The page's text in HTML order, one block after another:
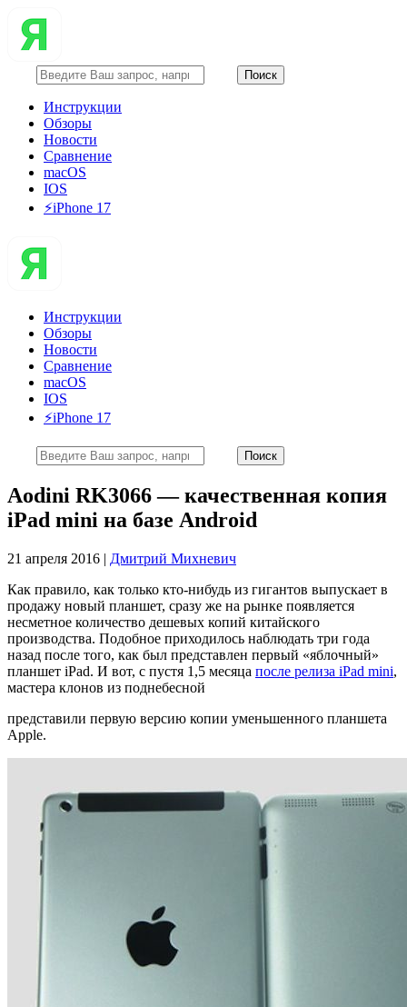
Инструкции
Обзоры
Новости
Сравнение
macOS
IOS
⚡️iPhone 17
Инструкции
Обзоры
Новости
Сравнение
macOS
IOS
⚡️iPhone 17
Aodini RK3066 — качественная копия
iPad mini на базе Android
21 апреля 2016 | Дмитрий Михневич
Как правило, как только кто-нибудь из гигантов выпускает в
продажу новый планшет, сразу же на рынке появляется
несметное количество дешевых копий китайского
производства. Подобное приходилось наблюдать три года
назад после того, как был представлен первый «яблочный»
планшет iPad. И вот, с пустя 1,5 месяца после релиза iPad mini,
мастера клонов из поднебесной
представили первую версию копии уменьшенного планшета
Apple.